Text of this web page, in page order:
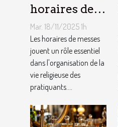
horaires de
messes
facilitent la
vie des
pratiquants ?
Mar. 18/11/2025 1h
Les horaires de messes
jouent un rôle essentiel
dans l'organisation de la
vie religieuse des
pratiquants....